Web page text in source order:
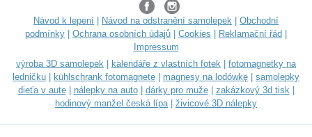
Návod k lepení Návod na odstranění samolepek
Obchodní
podmínky
Ochrana osobních údajů Cookies Reklamační řád
Impressum
výroba 3D samolepek
kalendáře z vlastních fotek
fotomagnetky na
ledničku
kühlschrank fotomagnete magnesy na lodówkę
samolepky
dieťa v aute| nálepky na auto| dárky pro muže| zakázkový 3d tisk|
hodinový manžel česká lípa| živicové 3D nálepky